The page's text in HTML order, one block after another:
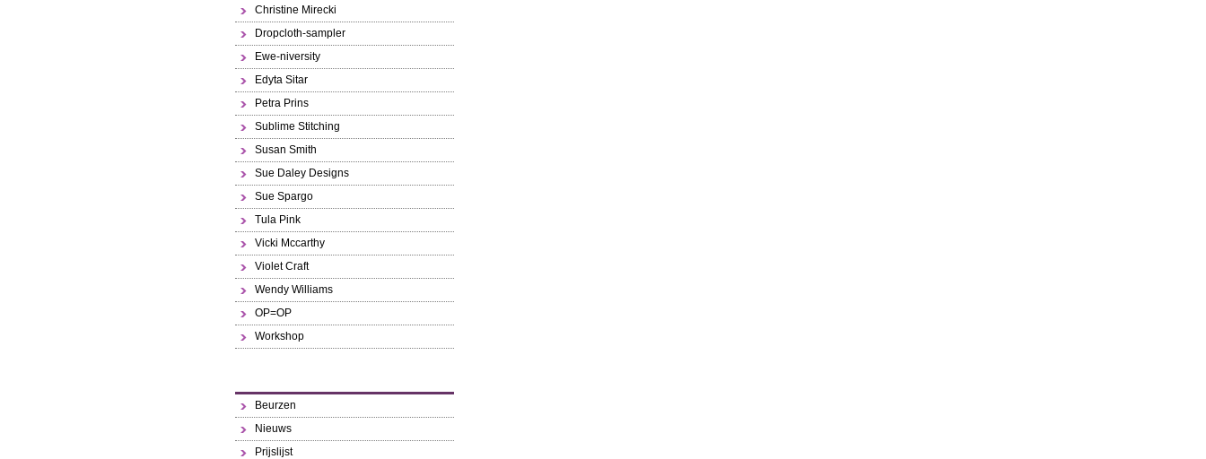
Christine Mirecki
Dropcloth-sampler
Ewe-niversity
Edyta Sitar
Petra Prins
Sublime Stitching
Susan Smith
Sue Daley Designs
Sue Spargo
Tula Pink
Vicki Mccarthy
Violet Craft
Wendy Williams
OP=OP
Workshop
Beurzen
Nieuws
Prijslijst